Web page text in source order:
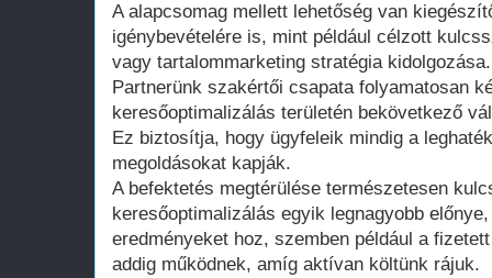
A alapcsomag mellett lehetőség van
igénybevételére is, mint például célzott
vagy tartalommarketing stratégia kidolgozása.
Partnerünk szakértői csapata folyamatosan
keresőoptimalizálás területén bekövetkező
Ez biztosítja, hogy ügyfeleik mindig a
megoldásokat kapják.
A befektetés megtérülése természetesen
keresőoptimalizálás egyik legnagyobb
eredményeket hoz, szemben például a
addig működnek, amíg aktívan költünk rájuk.